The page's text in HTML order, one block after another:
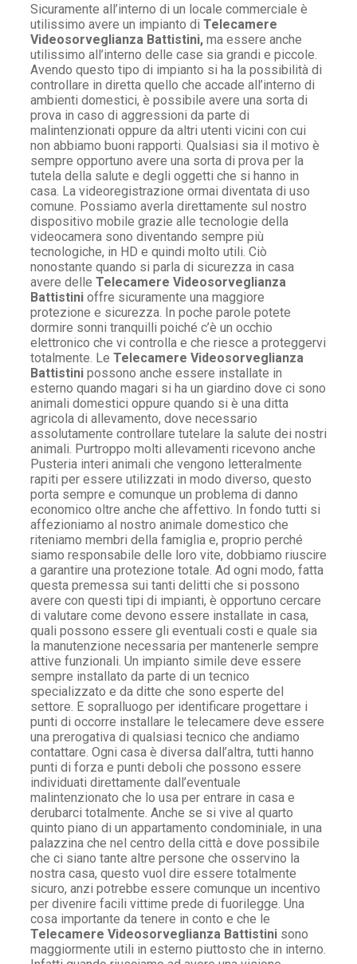
Sicuramente all’interno di un locale commerciale è
utilissimo avere un impianto di Telecamere
Videosorveglianza Battistini, ma essere anche
utilissimo all’interno delle case sia grandi e piccole.
Avendo questo tipo di impianto si ha la possibilità di
controllare in diretta quello che accade all’interno di
ambienti domestici, è possibile avere una sorta di
prova in caso di aggressioni da parte di
malintenzionati oppure da altri utenti vicini con cui
non abbiamo buoni rapporti. Qualsiasi sia il motivo è
sempre opportuno avere una sorta di prova per la
tutela della salute e degli oggetti che si hanno in
casa. La videoregistrazione ormai diventata di uso
comune. Possiamo averla direttamente sul nostro
dispositivo mobile grazie alle tecnologie della
videocamera sono diventando sempre più
tecnologiche, in HD e quindi molto utili. Ciò
nonostante quando si parla di sicurezza in casa
avere delle Telecamere Videosorveglianza
Battistini offre sicuramente una maggiore
protezione e sicurezza. In poche parole potete
dormire sonni tranquilli poiché c’è un occhio
elettronico che vi controlla e che riesce a proteggervi
totalmente. Le Telecamere Videosorveglianza
Battistini possono anche essere installate in
esterno quando magari si ha un giardino dove ci sono
animali domestici oppure quando si è una ditta
agricola di allevamento, dove necessario
assolutamente controllare tutelare la salute dei nostri
animali. Purtroppo molti allevamenti ricevono anche
Pusteria interi animali che vengono letteralmente
rapiti per essere utilizzati in modo diverso, questo
porta sempre e comunque un problema di danno
economico oltre anche che affettivo. In fondo tutti si
affezioniamo al nostro animale domestico che
riteniamo membri della famiglia e, proprio perché
siamo responsabile delle loro vite, dobbiamo riuscire
a garantire una protezione totale. Ad ogni modo, fatta
questa premessa sui tanti delitti che si possono
avere con questi tipi di impianti, è opportuno cercare
di valutare come devono essere installate in casa,
quali possono essere gli eventuali costi e quale sia
la manutenzione necessaria per mantenerle sempre
attive funzionali. Un impianto simile deve essere
sempre installato da parte di un tecnico
specializzato e da ditte che sono esperte del
settore. E sopralluogo per identificare progettare i
punti di occorre installare le telecamere deve essere
una prerogativa di qualsiasi tecnico che andiamo
contattare. Ogni casa è diversa dall’altra, tutti hanno
punti di forza e punti deboli che possono essere
individuati direttamente dall’eventuale
malintenzionato che lo usa per entrare in casa e
derubarci totalmente. Anche se si vive al quarto
quinto piano di un appartamento condominiale, in una
palazzina che nel centro della città e dove possibile
che ci siano tante altre persone che osservino la
nostra casa, questo vuol dire essere totalmente
sicuro, anzi potrebbe essere comunque un incentivo
per divenire facili vittime prede di fuorilegge. Una
cosa importante da tenere in conto e che le
Telecamere Videosorveglianza Battistini sono
maggiormente utili in esterno piuttosto che in interno.